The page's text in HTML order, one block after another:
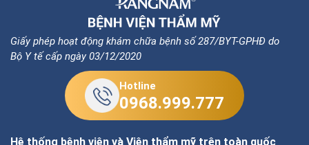
Giấy phép hoạt động khám chữa bệnh số 287/BYT-GPHĐ do
Bộ Y tế cấp ngày 03/12/2020
Hotline
0968.999.777
Hệ thống bệnh viện và Viện thẩm mỹ trên toàn quốc